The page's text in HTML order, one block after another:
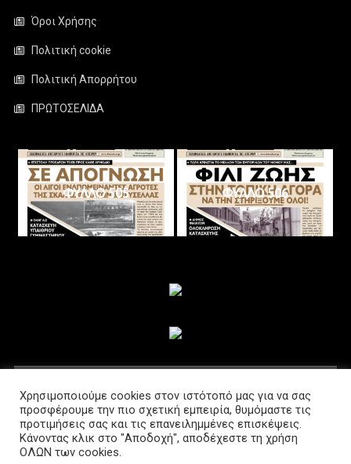
Όροι Χρήσης
Πολιτική cookie
Πολιτική Απορρήτου
ΠΡΩΤΟΣΕΛΙΔΑ
ΦΥΛΛΟ 505 ΦΥΛΛΟ 506
Χρησιμοποιούμε cookies στον ιστότοπό μας για να σας
προσφέρουμε την πιο σχετική εμπειρία, θυμόμαστε τις
προτιμήσεις σας και τις επανειλημμένες επισκέψεις.
Κάνοντας κλικ στο "Αποδοχή", αποδέχεστε τη χρήση
ΟΛΩΝ των cookies.